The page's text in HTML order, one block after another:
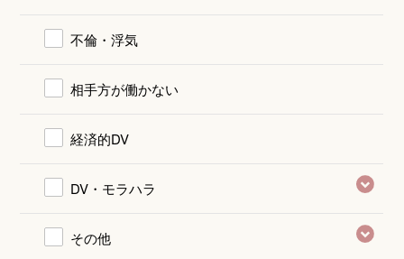
不倫・浮気
相手方が働かない
経済的DV
DV・モラハラ
その他